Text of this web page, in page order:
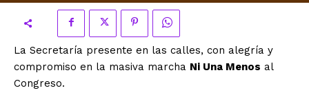
La Secretaría presente en las calles, con alegría y
compromiso en la masiva marcha Ni Una Menos al
Congreso.